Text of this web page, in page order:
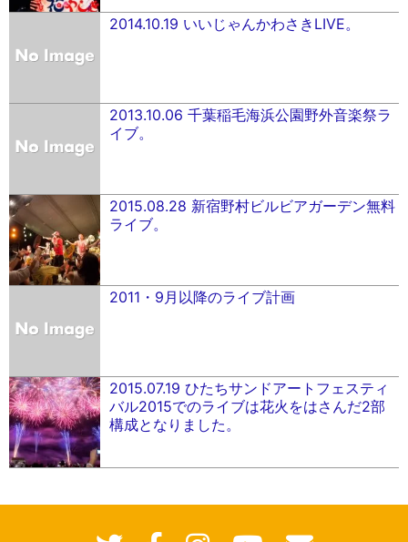
2014.10.19 いいじゃんかわさきLIVE。
2013.10.06 千葉稲毛海浜公園野外音楽祭ラ
イブ。
2015.08.28 新宿野村ビルビアガーデン無料
ライブ。
2011・9月以降のライブ計画
2015.07.19 ひたちサンドアートフェスティ
バル2015でのライブは花火をはさんだ2部
構成となりました。